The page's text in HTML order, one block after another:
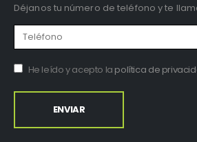
Déjanos tu número de teléfono y te
He leído y acepto la política de